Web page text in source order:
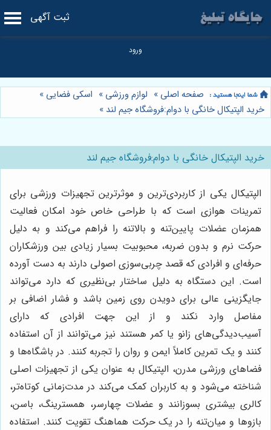
ثبت آگهی
صفحه اصلی » لوازم ورزشی » اسکی فضایی »
خرید الپتیکال خانگی با دوام:فروشگاه جیم لند »
خرید الپتیکال خانگی با دوام:فروشگاه جیم لند
الپتیکال یکی از کاربردی‌ترین و موثرترین تجهیزات ورزشی برای
تمرینات هوازی است که با طراحی خاص خود امکان فعالیت
همزمان عضلات پایین‌تنه و بالاتنه را فراهم می‌کند و به دلیل
حرکت نرم و بدون ضربه، محبوبیت بسیار زیادی بین ورزشکاران
حرفه‌ای و افرادی که قصد چربی‌سوزی اصولی دارند به دست آورده
است. این دستگاه به دلیل ساختار بی‌نظیری که دارد می‌تواند
جایگزینی عالی برای دویدن روی زمین باشد و فشار اضافی بر
مفاصل وارد نکند و از این جهت افرادی که دارای
آسیب‌دیدگی‌های زانو یا کمر هستند نیز می‌توانند از آن استفاده
کنند و یک تمرین کاملاً ایمن و روان را تجربه کنند. در باشگاه‌ها و
فضاهای ورزشی مدرن، الپتیکال به عنوان یکی از تجهیزات اصلی
شناخته می‌شود و به کاربران کمک می‌کند در مدت‌زمانی کوتاه‌تر،
کالری بیشتری بسوزانند و عضلات چهارسر، همسترینگ، باسن،
بازوها و میان‌تنه را در یک حرکت هماهنگ تقویت کنند. استفاده